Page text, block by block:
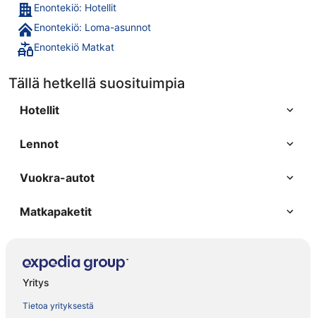
Enontekiö: Hotellit
Enontekiö: Loma-asunnot
Enontekiö Matkat
Tällä hetkellä suosituimpia
Hotellit
Lennot
Vuokra-autot
Matkapaketit
Yritys
Tietoa yrityksestä